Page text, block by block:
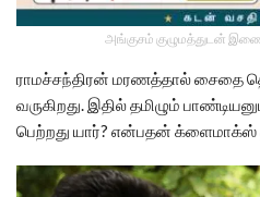
அங்குசம் குழுமத்துடன்
ராமச்சந்திரன் மரணத்தால் சைதை
வருகிறது. இதில் தமிழும்
பெற்றது யார்? என்பதன் க்ளைமாக்ஸ்